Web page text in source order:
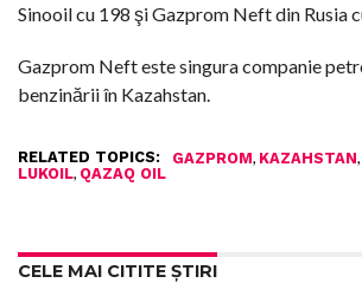
Sinooil cu 198 şi Gazprom Neft din Rusia
Gazprom Neft este singura companie
benzinării în Kazahstan.
RELATED TOPICS: GAZPROM, KAZAHSTAN,
LUKOIL, QAZAQ OIL
CELE MAI CITITE ȘTIRI